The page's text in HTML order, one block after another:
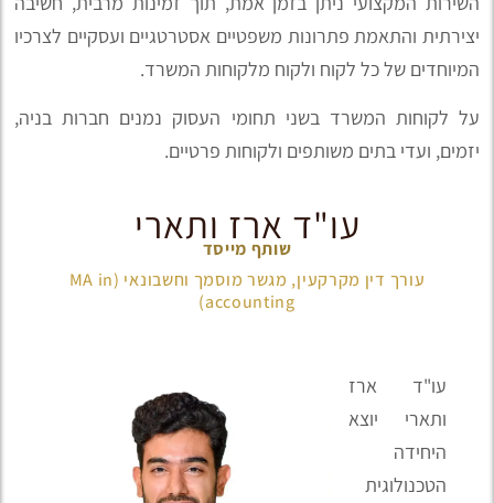
יצירתית והתאמת פתרונות משפטיים אסטרטגיים ועסקיים לצרכיו
המיוחדים של כל לקוח ולקוח מלקוחות המשרד.
על לקוחות המשרד בשני תחומי העסוק נמנים חברות בניה,
יזמים, ועדי בתים משותפים ולקוחות פרטיים.
עו"ד ארז ותארי
שותף מייסד
עורך דין מקרקעין, מגשר מוסמך וחשבונאי (MA in
accounting)
עו"ד ארז
ותארי יוצא
היחידה
הטכנולוגית